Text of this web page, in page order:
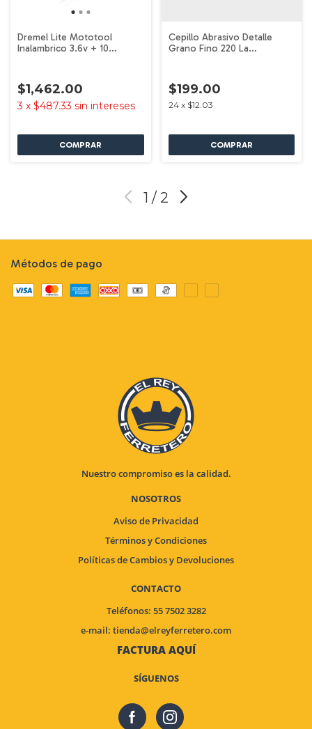
Dremel Lite Mototool
Inalambrico 3.6v + 10
$1,462.00
3 x $487.33 sin intereses
Cepillo Abrasivo Detalle
Grano Fino 220 La
$199.00
24 x $12.03
1 / 2
Métodos de pago
Nuestro compromiso es la calidad.
NOSOTROS
Aviso de Privacidad
Términos y Condiciones
Políticas de Cambios y Devoluciones
CONTACTO
Teléfonos: 55 7502 3282
e-mail: tienda@elreyferretero.com
FACTURA AQUÍ
SÍGUENOS